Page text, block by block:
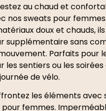
au chaud et
nos sweats pour
doux et chauds,
supplémentaire sans
Parfaits pour
les sentiers ou les
de vélo.
les éléments avec
pour femmes.